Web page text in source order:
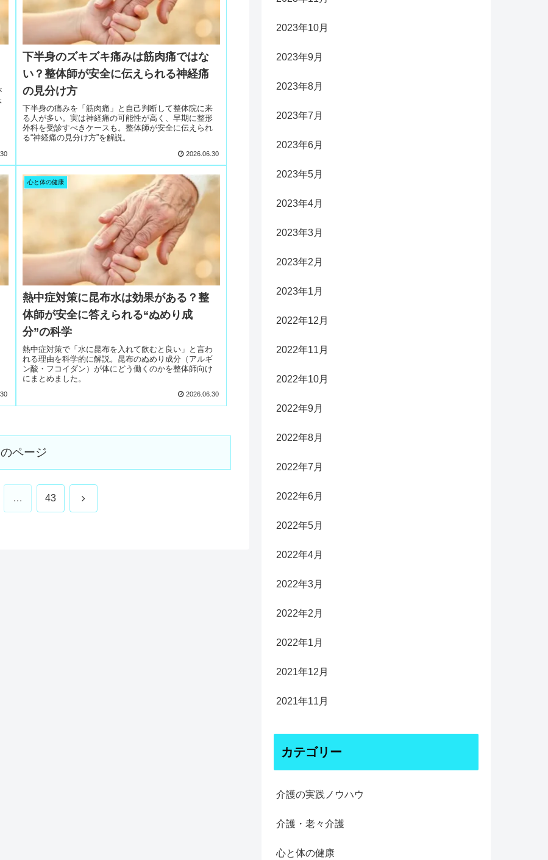
下半身のズキズキ痛みは筋肉痛ではな
い？整体師が安全に伝えられる神経痛
の見分け方
下半身の痛みを「筋肉痛」と自己判断して整体院に来
る人が多い。実は神経痛の可能性が高く、早期に整形
外科を受診すべきケースも。整体師が安全に伝えられ
る“神経痛の見分け方”を解説。
2026.06.30
心と体の健康
熱中症対策に昆布水は効果がある？整
体師が安全に答えられる“ぬめり成
分”の科学
熱中症対策で「水に昆布を入れて飲むと良い」と言わ
れる理由を科学的に解説。昆布のぬめり成分（アルギ
ン酸・フコイダン）が体にどう働くのかを整体師向け
にまとめました。
2026.06.30
ページ
… 43 次
2023年10月
2023年9月
2023年8月
2023年7月
2023年6月
2023年5月
2023年4月
2023年3月
2023年2月
2023年1月
2022年12月
2022年11月
2022年10月
2022年9月
2022年8月
2022年7月
2022年6月
2022年5月
2022年4月
2022年3月
2022年2月
2022年1月
2021年12月
2021年11月
カテゴリー
介護の実践ノウハウ
介護・老々介護
心と体の健康